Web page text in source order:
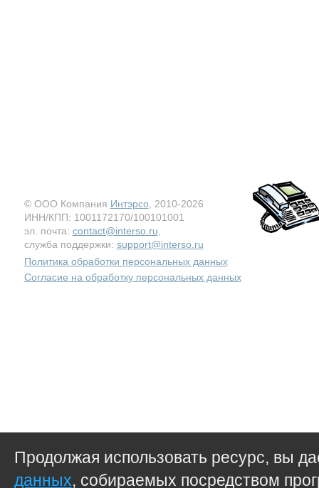
© ООО Компания Интэрсо , 2010-2026
ИНН/КПП: 1001172170/100101001
эл. почта: contact@interso.ru
служба поддержки: support@interso.ru
Политика обработки персональных данных
Согласие на обработку персональных данных
Продолжая использовать ресурс, вы
данных, собираемых посредством